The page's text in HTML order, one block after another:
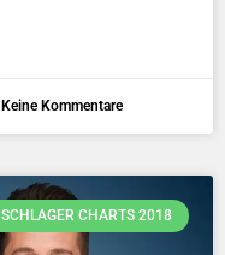
Keine Kommentare
SCHLAGER CHARTS 2018